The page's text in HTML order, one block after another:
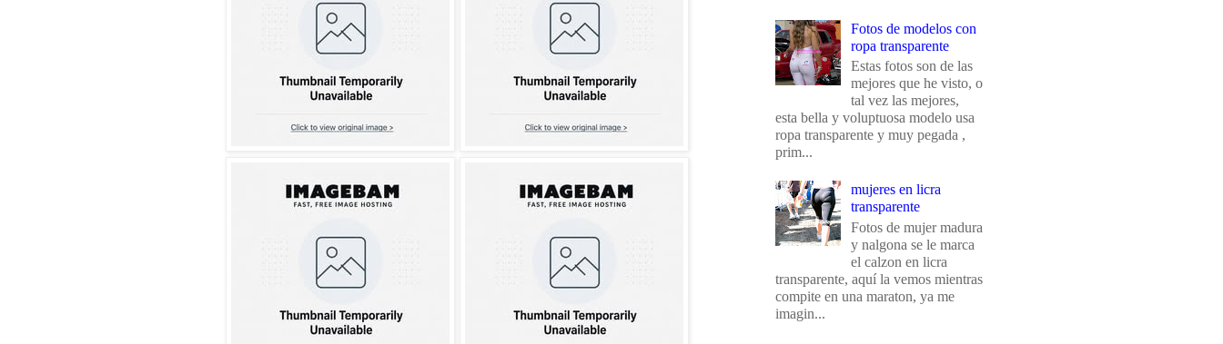
Fotos de modelos con
ropa transparente
Estas fotos son de las
mejores que he visto, o
tal vez las mejores,
esta bella y voluptuosa modelo usa
ropa transparente y muy pegada ,
prim...
mujeres en licra
transparente
Fotos de mujer madura
y nalgona se le marca
el calzon en licra
transparente, aquí la vemos mientras
compite en una maraton, ya me
imagin...